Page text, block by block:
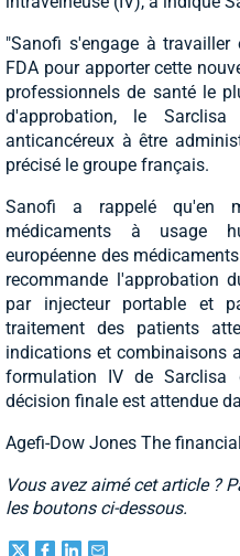
"Sanofi s'engage à
FDA pour apporter cette
professionnels de santé le
d'approbation, le
anticancéreux à être
précisé le groupe français.
Sanofi a rappelé qu'en
médicaments à usage
européenne des
recommande l'approbation
par injecteur portable et
traitement des patients
indications et combinaisons
formulation IV de Sarclisa
décision finale est attendue
Agefi-Dow Jones The
Vous avez aimé cet article ?
les boutons ci-dessous.